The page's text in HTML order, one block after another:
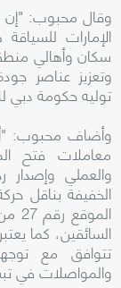
وقال محبوب: "إن
الإمارات
سكان وأهالي
وتعزيز عناصر
توليه حكومة دبي
وأضاف محبوب: "أن
معاملات فتح
والعملي وإصدار
الخفيفة بناقل
السائقين، كما
تتوافق مع
والمواصلات في